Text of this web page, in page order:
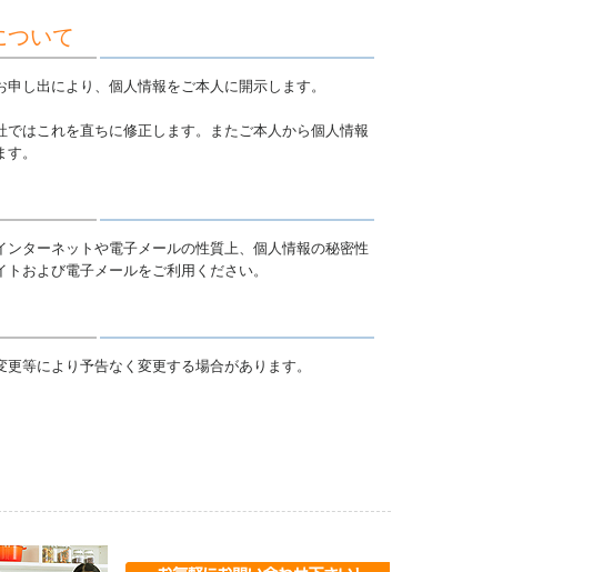
ついて
し出により、個人情報をご本人に開示します。
はこれを直ちに修正します。またご本人から個人情報
。
ターネットや電子メールの性質上、個人情報の秘密性
および電子メールをご利用ください。
等により予告なく変更する場合があります。